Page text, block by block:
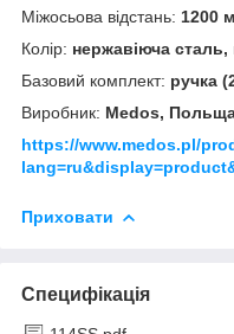
Міжосьова відстань: 1200
Колір: нержавіюча сталь,
Базовий комплект: ручка
Виробник: Medos,
https://www.medos.pl/
Приховати
Специфікація